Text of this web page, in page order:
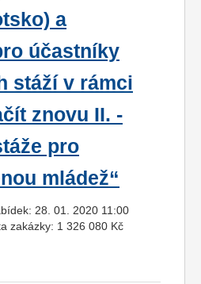
a
účastníky
stáží v rámci
znovu II. -
pro
mládež“
28. 01. 2020 11:00
zakázky: 1 326 080 Kč